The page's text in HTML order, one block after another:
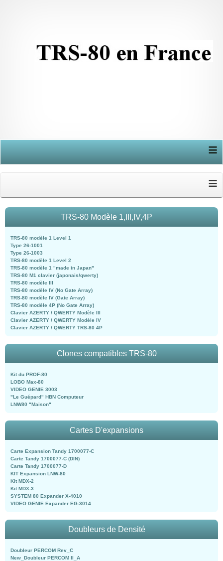
≡
≡
TRS-80 Modèle 1,III,IV,4P
TRS-80 modèle 1 Level 1
Type 26-1001
Type 26-1003
TRS-80 modèle 1 Level 2
TRS-80 modèle 1 "made in Japan"
TRS-80 M1 clavier (japonais/qwerty)
TRS-80 modèle III
TRS-80 modèle IV (No Gate Array)
TRS-80 modèle IV (Gate Array)
TRS-80 modèle 4P (No Gate Array)
Clavier AZERTY / QWERTY Modèle III
Clavier AZERTY / QWERTY Modèle IV
Clavier AZERTY / QWERTY TRS-80 4P
Clones compatibles TRS-80
Kit du PROF-80
LOBO Max-80
VIDEO GENIE 3003
"Le Guépard" HBN Computeur
LNW80 "Maison"
Cartes D'expansions
Carte Expansion Tandy 1700077-C
Carte Tandy 1700077-C (DIN)
Carte Tandy 1700077-D
KIT Expansion LNW-80
Kit MDX-2
Kit MDX-3
SYSTEM 80 Expander X-4010
VIDEO GENIE Expander EG-3014
Doubleurs de Densité
Doubleur PERCOM Rev_C
New_Doubleur PERCOM II_A